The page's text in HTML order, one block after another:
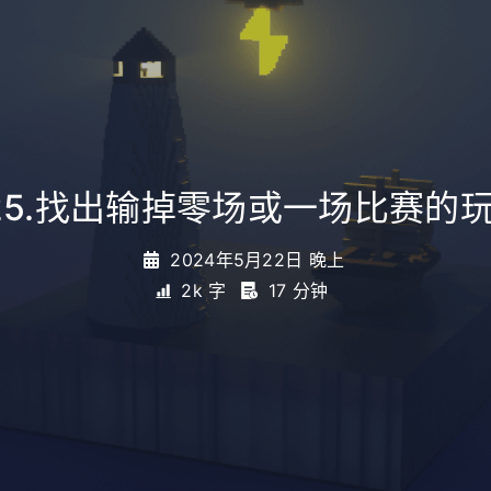
找出输掉零场或一场比赛的
2024年5月22日 晚上
2k 字
17 分钟